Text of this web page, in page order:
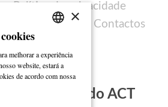
Política de privacidade
Ficha técnica Contactos
Newsletter do ACT
ENGLISH
×
melhorar a experiência
website, estará a
de acordo com nossa